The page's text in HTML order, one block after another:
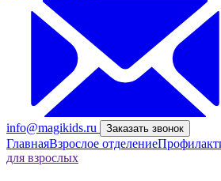
info@magikids.ru Заказать звонок
ГлавнаяВзрослое отделение
для взрослых